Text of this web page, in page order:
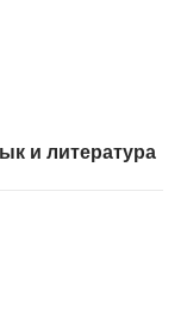
и литература